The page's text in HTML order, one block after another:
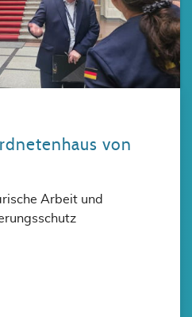
von
Arbeit und